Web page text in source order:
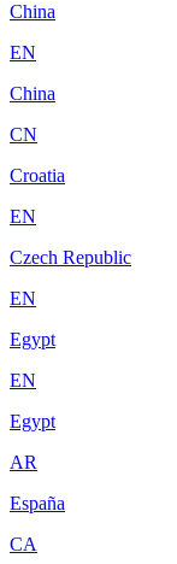
China
EN
China
CN
Croatia
EN
Czech Republic
EN
Egypt
EN
Egypt
AR
España
CA